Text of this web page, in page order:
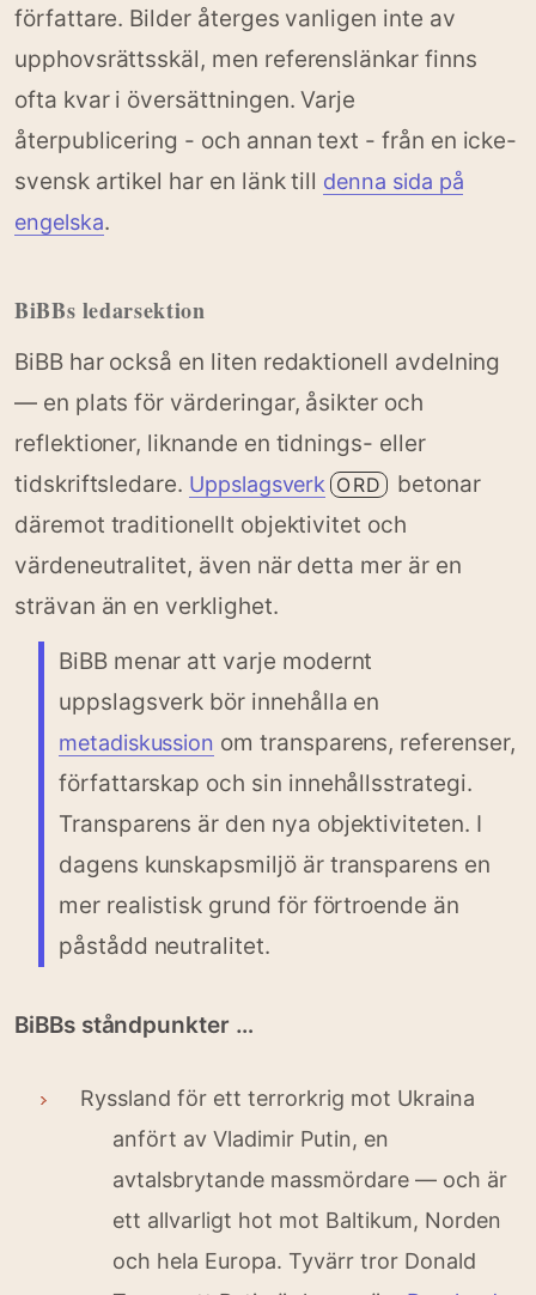
författare. Bilder återges vanligen inte av
upphovsrättsskäl, men referenslänkar finns
ofta kvar i översättningen. Varje
återpublicering - och annan text - från en icke-
svensk artikel har en länk till denna sida på
engelska.
BiBBs ledarsektion
BiBB har också en liten redaktionell avdelning
— en plats för värderingar, åsikter och
reflektioner, liknande en tidnings- eller
tidskriftsledare. Uppslagsverk ORD
betonar
däremot traditionellt objektivitet och
värdeneutralitet, även när detta mer är en
strävan än en verklighet.
BiBB menar att varje modernt
uppslagsverk bör innehålla en
metadiskussion om transparens, referenser,
författarskap och sin innehållsstrategi.
Transparens är den nya objektiviteten. I
dagens kunskapsmiljö är transparens en
mer realistisk grund för förtroende än
påstådd neutralitet.
BiBBs ståndpunkter …
Ryssland för ett terrorkrig mot Ukraina
anfört av Vladimir Putin, en
avtalsbrytande massmördare — och är
ett allvarligt hot mot Baltikum, Norden
och hela Europa. Tyvärr tror Donald